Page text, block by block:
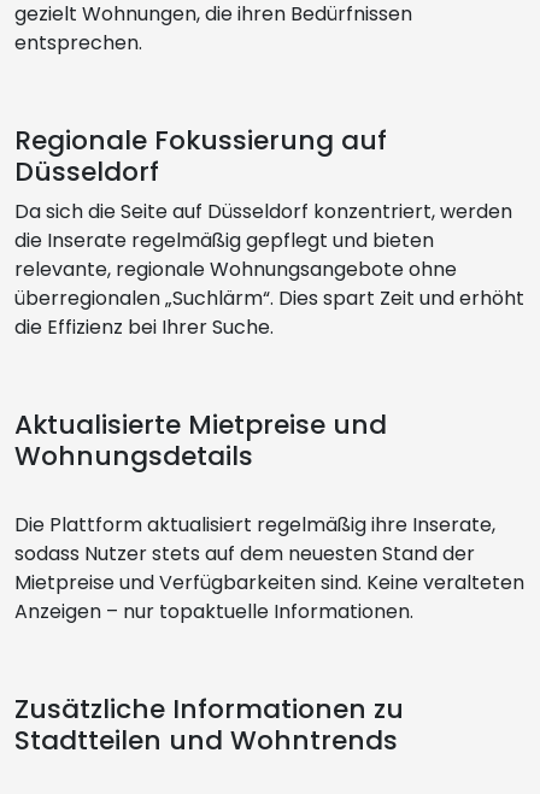
gezielt Wohnungen, die ihren Bedürfnissen
entsprechen.
Regionale Fokussierung auf
Düsseldorf
Da sich die Seite auf Düsseldorf konzentriert, werden
die Inserate regelmäßig gepflegt und bieten
relevante, regionale Wohnungsangebote ohne
überregionalen „Suchlärm“. Dies spart Zeit und erhöht
die Effizienz bei Ihrer Suche.
Aktualisierte Mietpreise und
Wohnungsdetails
Die Plattform aktualisiert regelmäßig ihre Inserate,
sodass Nutzer stets auf dem neuesten Stand der
Mietpreise und Verfügbarkeiten sind. Keine veralteten
Anzeigen – nur topaktuelle Informationen.
Zusätzliche Informationen zu
Stadtteilen und Wohntrends